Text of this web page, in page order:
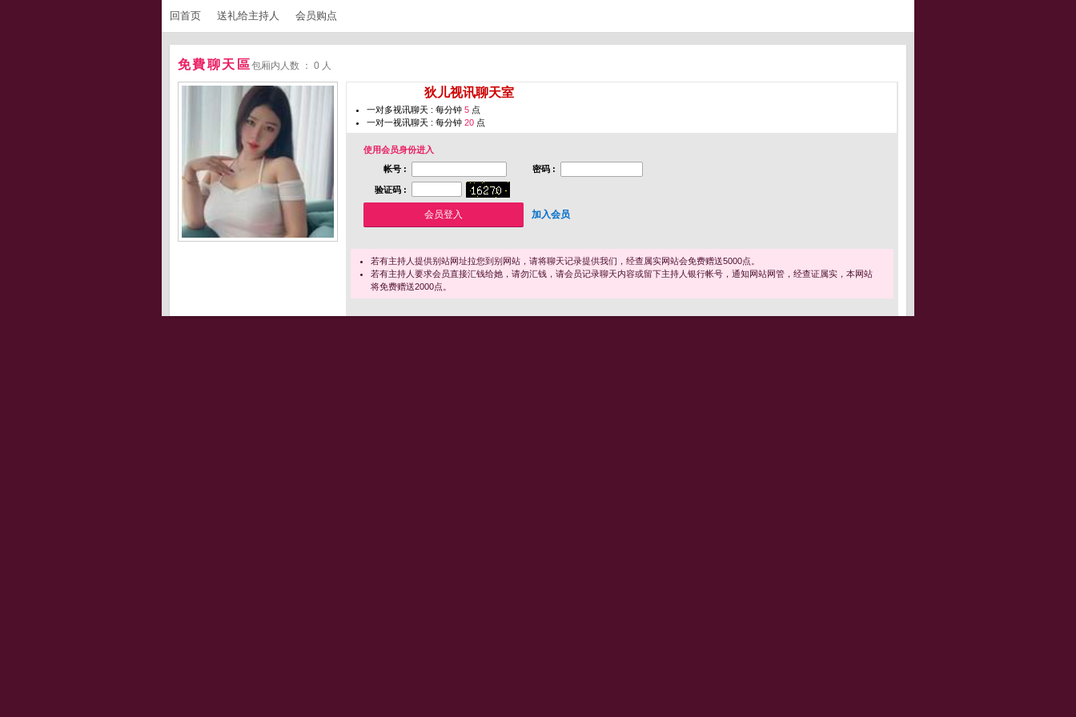
回首页 送礼给主持人 会员购点
免費聊天區包厢内人数 ： 0 人
狄儿视讯聊天室
一对多视讯聊天 : 每分钟 5 点
一对一视讯聊天 : 每分钟 20 点
使用会员身份进入
帐号 :
密码 :
验证码 :
加入会员
若有主持人提供别站网址拉您到别网站，请将聊天记录提供我们，经查属实网站会免费赠送5000点。
若有主持人要求会员直接汇钱给她，请勿汇钱，请会员记录聊天内容或留下主持人银行帐号，通知网站网管，经查证属实，本网站
将免费赠送2000点。